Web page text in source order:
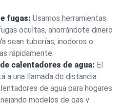
fugas: Usamos herramientas
ocultas, ahorrándote dinero
sean tuberías, inodoros o
rápidamente.
calentadores de agua: El
a una llamada de distancia.
de agua para hogares
modelos de gas y